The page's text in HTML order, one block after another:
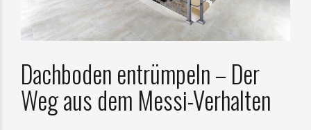
Dachboden entrümpeln – Der
Weg aus dem Messi-Verhalten